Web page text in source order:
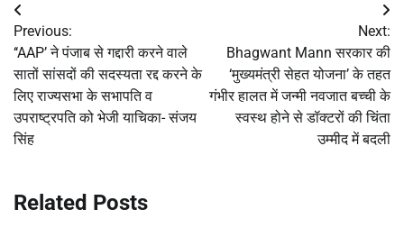
Post
navigation
Previous:
‘‘AAP’ ने पंजाब से गद्दारी करने वाले
सातों सांसदों की सदस्यता रद्द करने के
लिए राज्यसभा के सभापति व
उपराष्ट्रपति को भेजी याचिका- संजय
सिंह
Next:
Bhagwant Mann सरकार की
‘मुख्यमंत्री सेहत योजना’ के तहत
गंभीर हालत में जन्मी नवजात बच्ची के
स्वस्थ होने से डॉक्टरों की चिंता
उम्मीद में बदली
Related Posts